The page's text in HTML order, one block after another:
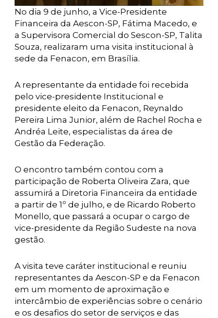
No dia 9 de junho, a Vice-Presidente
Financeira da Aescon-SP, Fátima Macedo, e
a Supervisora Comercial do Sescon-SP, Talita
Souza, realizaram uma visita institucional à
sede da Fenacon, em Brasília.
A representante da entidade foi recebida
pelo vice-presidente Institucional e
presidente eleito da Fenacon, Reynaldo
Pereira Lima Junior, além de Rachel Rocha e
Andréa Leite, especialistas da área de
Gestão da Federação.
O encontro também contou com a
participação de Roberta Oliveira Zara, que
assumirá a Diretoria Financeira da entidade
a partir de 1º de julho, e de Ricardo Roberto
Monello, que passará a ocupar o cargo de
vice-presidente da Região Sudeste na nova
gestão.
A visita teve caráter institucional e reuniu
representantes da Aescon-SP e da Fenacon
em um momento de aproximação e
intercâmbio de experiências sobre o cenário
e os desafios do setor de serviços e das